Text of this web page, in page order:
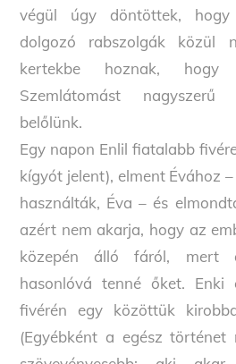
végül úgy döntöttek,
dolgozó rabszolgák közül
kertekbe hoznak, hogy
Szemlátomást
belőlünk.
Egy napon Enlil fiatalabb
kígyót jelent), elment Évához
használták, Éva – és
azért nem akarja, hogy az
közepén álló fáról, mert
hasonlóvá tenné őket. Enki
fivérén egy közöttük
(Egyébként a egész történet